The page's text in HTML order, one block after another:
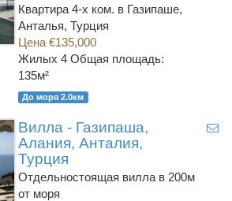
Квартира 4-х ком. в Газипаше,
Анталья, Турция
Цена €135,000
Жилых 4 Общая площадь:
135м²
До моря 2.0км
Вилла - Газипаша,
Алания, Анталия,
Турция
Отдельностоящая вилла в 200м
от моря